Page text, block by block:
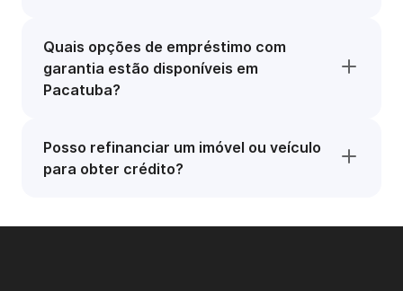
Quais opções de empréstimo com
garantia estão disponíveis em
Pacatuba?
Posso refinanciar um imóvel ou veículo
para obter crédito?